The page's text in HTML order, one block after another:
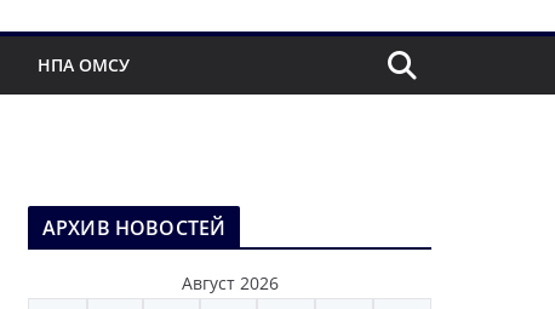
НПА ОМСУ
АРХИВ НОВОСТЕЙ
Август 2026